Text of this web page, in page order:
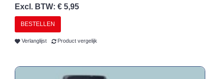
Excl. BTW: € 5,95
BESTELLEN
Verlanglijst Product vergelijk